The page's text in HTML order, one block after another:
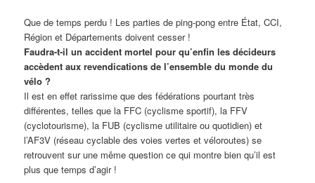
Que de temps perdu ! Les parties de ping-pong entre État, CCI,
Région et Départements doivent cesser !
Faudra-t-il un accident mortel pour qu’enfin les décideurs
accèdent aux revendications de l’ensemble du monde du
vélo ?
Il est en effet rarissime que des fédérations pourtant très
différentes, telles que la FFC (cyclisme sportif), la FFV
(cyclotourisme), la FUB (cyclisme utilitaire ou quotidien) et
l’AF3V (réseau cyclable des voies vertes et véloroutes) se
retrouvent sur une même question ce qui montre bien qu’il est
plus que temps d’agir !